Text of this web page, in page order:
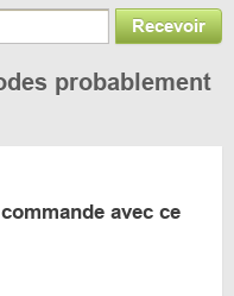
Recevoir
probablement
avec ce